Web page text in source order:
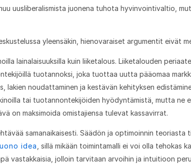
uusliberalismista juonena tuhota hyvinvointivaltio,
yleensäkin, hienovaraiset argumentit eivät
lainalaisuuksilla kuin liiketalous. Liiketalouden
tuotannoksi, joka tuottaa uutta pääomaa
lakien noudattaminen ja kestävän kehityksen
tai tuotannontekijöiden hyödyntämistä, mutta ne
on maksimoida omistajiensa tulevat kassavirrat.
samanaikaisesti. Säädön ja optimoinnin teoriasta
idea , sillä mikään toimintamalli ei voi olla tehokas
vastakkaisia, jolloin tarvitaan arvoihin ja intuitioon